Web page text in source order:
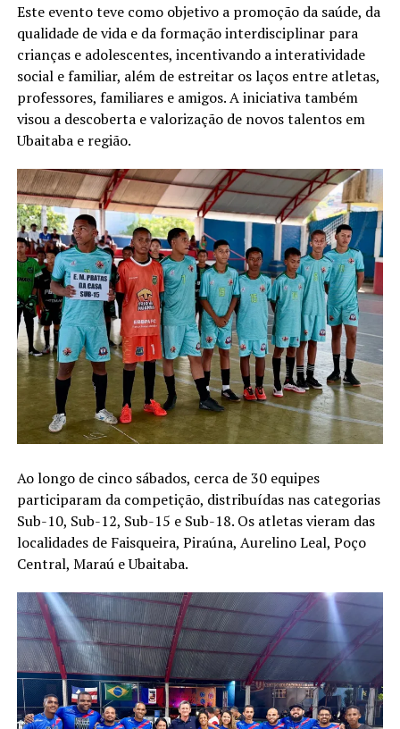
Este evento teve como objetivo a promoção da saúde, da
qualidade de vida e da formação interdisciplinar para
crianças e adolescentes, incentivando a interatividade
social e familiar, além de estreitar os laços entre atletas,
professores, familiares e amigos. A iniciativa também
visou a descoberta e valorização de novos talentos em
Ubaitaba e região.
Ao longo de cinco sábados, cerca de 30 equipes
participaram da competição, distribuídas nas categorias
Sub-10, Sub-12, Sub-15 e Sub-18. Os atletas vieram das
localidades de Faisqueira, Piraúna, Aurelino Leal, Poço
Central, Maraú e Ubaitaba.